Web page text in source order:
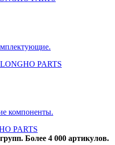
компоненты.
Более 4 000 артикулов.